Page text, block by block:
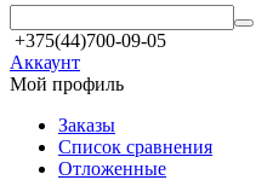
+375(44)700-09-05
Аккаунт
Мой профиль
Заказы
Список сравнения
Отложенные